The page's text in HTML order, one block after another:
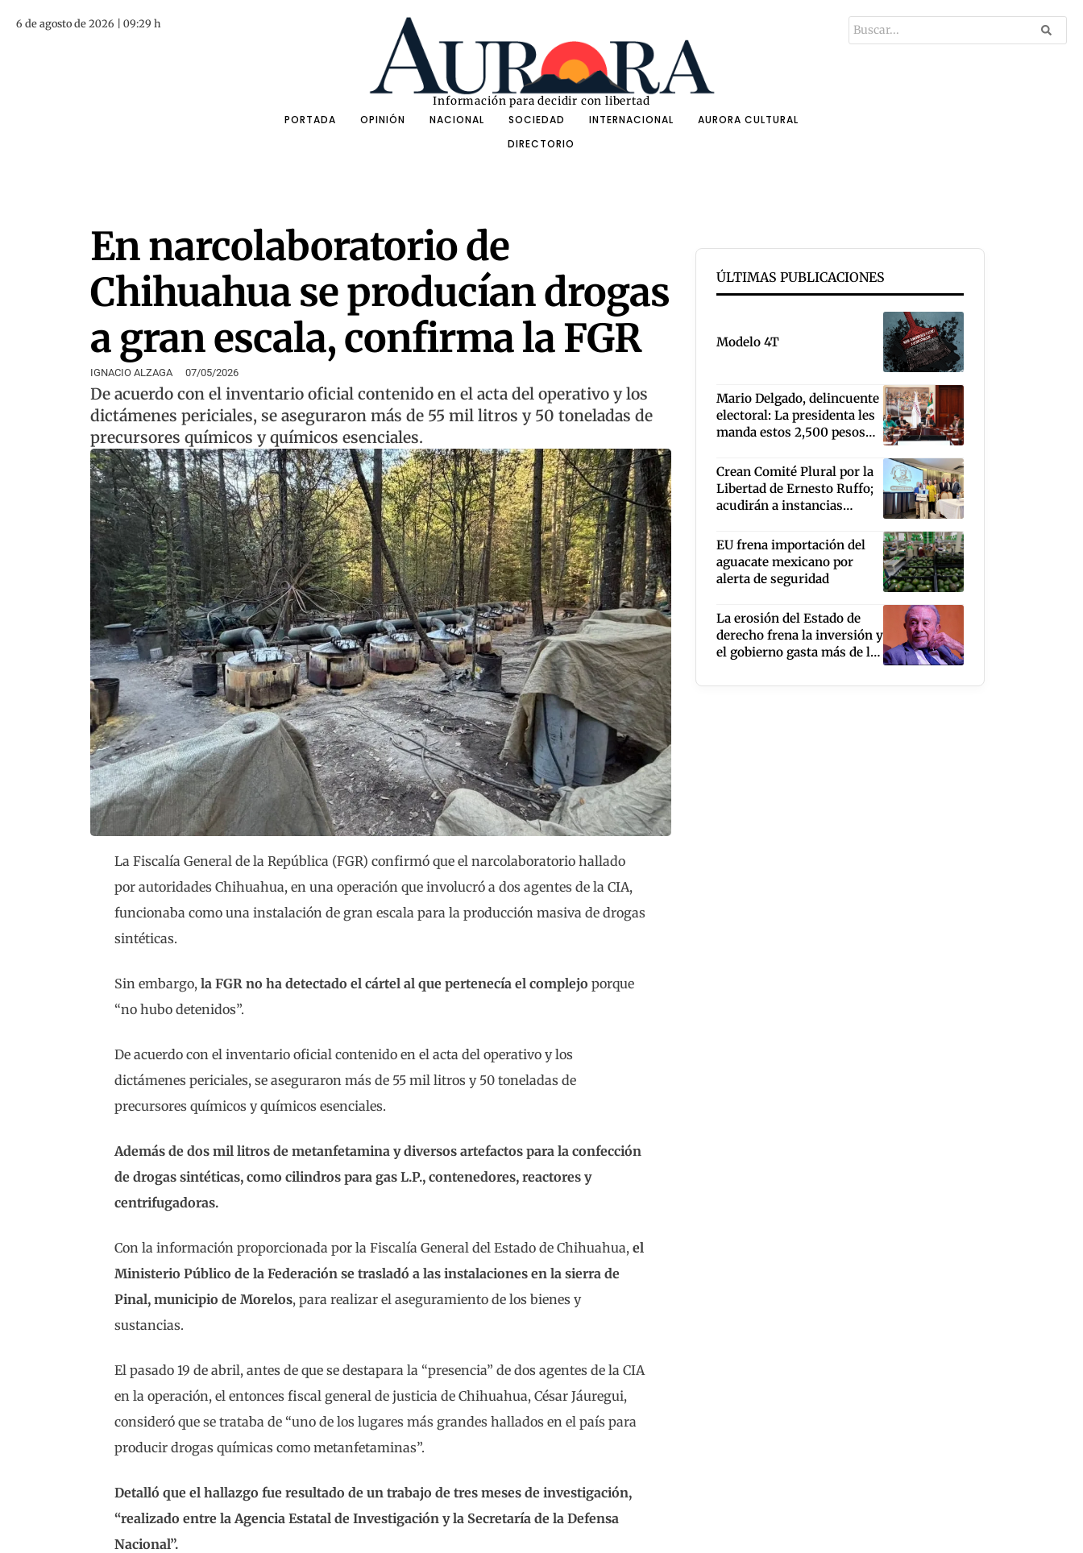
6 de agosto de 2026 | 09:29 h
Información para decidir con libertad
PORTADA
OPINIÓN NACIONAL SOCIEDAD INTERNACIONAL
AURORA CULTURAL
DIRECTORIO
En narcolaboratorio de
Chihuahua se producían drogas
a gran escala, confirma la FGR
IGNACIO ALZAGA 07/05/2026
De acuerdo con el inventario oficial contenido en el acta del operativo y los
dictámenes periciales, se aseguraron más de 55 mil litros y 50 toneladas de
precursores químicos y químicos esenciales.
La Fiscalía General de la República (FGR) confirmó que el narcolaboratorio hallado
por autoridades Chihuahua, en una operación que involucró a dos agentes de la CIA,
funcionaba como una instalación de gran escala para la producción masiva de drogas
sintéticas.
Sin embargo, la FGR no ha detectado el cártel al que pertenecía el complejo porque
“no hubo detenidos”.
De acuerdo con el inventario oficial contenido en el acta del operativo y los
dictámenes periciales, se aseguraron más de 55 mil litros y 50 toneladas de
precursores químicos y químicos esenciales.
Además de dos mil litros de metanfetamina y diversos artefactos para la confección
de drogas sintéticas, como cilindros para gas L.P., contenedores, reactores y
centrifugadoras.
Con la información proporcionada por la Fiscalía General del Estado de Chihuahua, el
Ministerio Público de la Federación se trasladó a las instalaciones en la sierra de
Pinal, municipio de Morelos, para realizar el aseguramiento de los bienes y
sustancias.
El pasado 19 de abril, antes de que se destapara la “presencia” de dos agentes de la CIA
en la operación, el entonces fiscal general de justicia de Chihuahua, César Jáuregui,
consideró que se trataba de “uno de los lugares más grandes hallados en el país para
producir drogas químicas como metanfetaminas”.
Detalló que el hallazgo fue resultado de un trabajo de tres meses de investigación,
“realizado entre la Agencia Estatal de Investigación y la Secretaría de la Defensa
Nacional”.
ÚLTIMAS PUBLICACIONES
Modelo 4T
Mario Delgado, delincuente
electoral: La presidenta les
manda estos 2,500 pesos
construyendo sus sueños
Crean Comité Plural por la
Libertad de Ernesto Ruffo;
acudirán a instancias
visibilizar el caso
EU frena importación del
aguacate mexicano por
alerta de seguridad
La erosión del Estado de
derecho frena la inversión y
el gobierno gasta más de lo
Ortiz